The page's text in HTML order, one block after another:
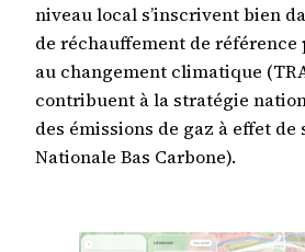
niveau local s’inscrivent bien
de réchauffement de référence
au changement climatique
contribuent à la stratégie
des émissions de gaz à effet de
Nationale Bas Carbone).